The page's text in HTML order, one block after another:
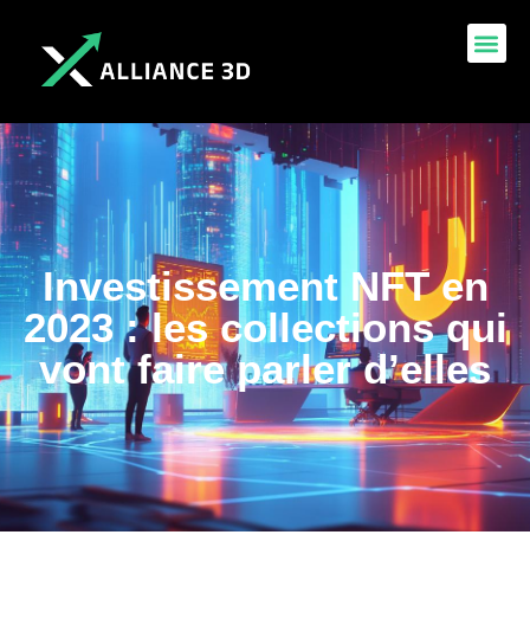
Investissement NFT en
2023 : les collections qui
vont faire parler d’elles